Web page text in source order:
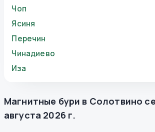
Чоп
Ясиня
Перечин
Чинадиево
Иза
Магнитные бури в Солотвино
августа 2026 г.